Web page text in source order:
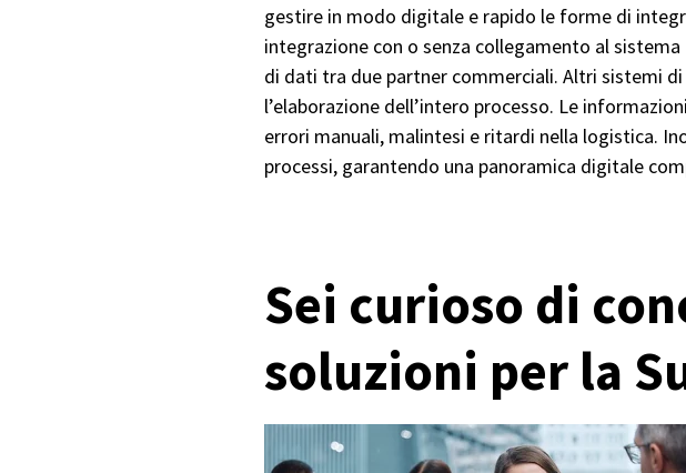
gestire in modo digitale e rapido le forme di
integrazione con o senza collegamento al
di dati tra due partner commerciali. Altri sistemi
l’elaborazione dell’intero processo. Le
errori manuali, malintesi e ritardi nella logistica.
processi, garantendo una panoramica digitale
Sei curioso di
soluzioni per la